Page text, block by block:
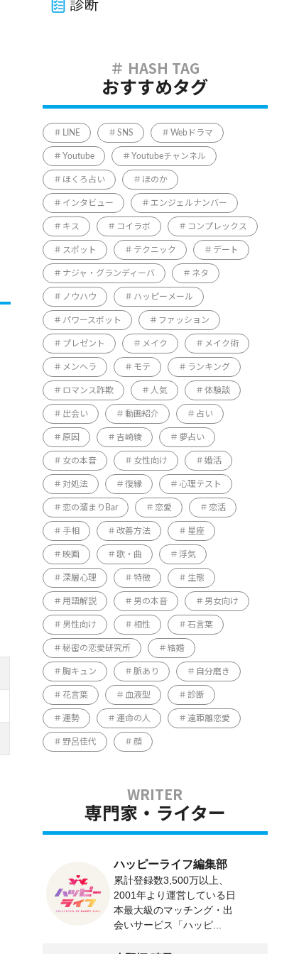
診断
おすすめタグ
LINE SNS Webドラマ
Youtube Youtubeチャンネル
ほくろ占い ほのか
インタビュー エンジェルナンバー
キス コイラボ コンプレックス
スポット テクニック デート
ナジャ・グランディーバ ネタ
ノウハウ ハッピーメール
パワースポット ファッション
プレゼント メイク メイク術
メンヘラ モテ ランキング
ロマンス詐欺 人気 体験談
出会い 動画紹介 占い
原因 吉崎綾 夢占い
女の本音 女性向け 婚活
対処法 復縁 心理テスト
恋の溜まりBar 恋愛 恋活
手相 改善方法 星座
映画 歌・曲 浮気
深層心理 特徴 生態
用語解説 男の本音 男女向け
男性向け 相性 石言葉
秘密の恋愛研究所 結婚
胸キュン 脈あり 自分磨き
花言葉 血液型 診断
運勢 運命の人 遠距離恋愛
野呂佳代 顔
専門家・ライター
ハッピーライフ編集部
累計登録数3,500万以上、
2001年より運営している日
本最大級のマッチング・出
会いサービス「ハッピ...